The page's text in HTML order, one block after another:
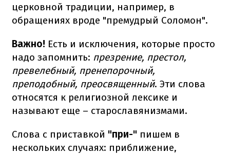
церковной традиции, например, в
обращениях вроде "премудрый Соломон".
Важно! Есть и исключения, которые просто
надо запомнить: презрение, престол,
превелебный, пренепорочный,
преподобный, преосвященный. Эти слова
относятся к религиозной лексике и
называют еще – старославянизмами.
Слова с приставкой "при-" пишем в
нескольких случаях: приближение,